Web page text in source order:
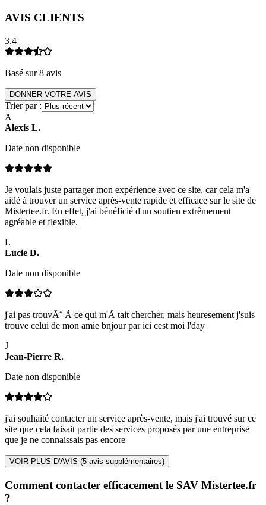
AVIS CLIENTS
3.4
Basé sur8 avis
DONNER VOTRE AVIS
Trier par :
A
Alexis L.
Date non disponible
Je voulais juste partager mon expérience avec ce site, car cela m'a
aidé à trouver un service après-vente rapide et efficace sur le site de
Mistertee.fr. En effet, j'ai bénéficié d'un soutien extrêmement
agréable et flexible.
L
Lucie D.
Date non disponible
j'ai pas trouvÃ¨ Ã ce qui m'Ã tait chercher, mais heuresement j'suis
trouve celui de mon amie bnjour par ici cest moi l'day
J
Jean-Pierre R.
Date non disponible
j'ai souhaité contacter un service après-vente, mais j'ai trouvé sur ce
site que cela faisait partie des services proposés par une entreprise
que je ne connaissais pas encore
VOIR PLUS D'AVIS (5 avis supplémentaires)
Comment contacter efficacement le SAV Mistertee.fr
?